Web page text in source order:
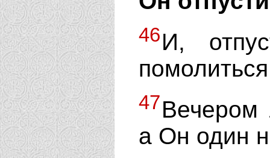
46И,
47Вечером
а Он один